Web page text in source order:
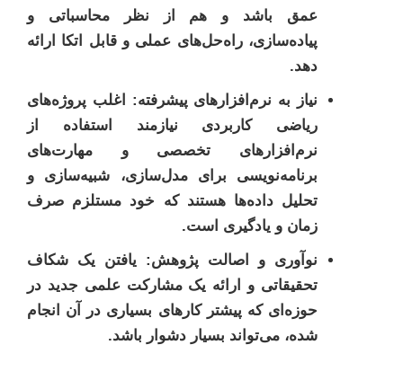
عمق باشد و هم از نظر محاسباتی و
پیاده‌سازی، راه‌حل‌های عملی و قابل اتکا ارائه
دهد.
نیاز به نرم‌افزارهای پیشرفته: اغلب پروژه‌های
ریاضی کاربردی نیازمند استفاده از
نرم‌افزارهای تخصصی و مهارت‌های
برنامه‌نویسی برای مدل‌سازی، شبیه‌سازی و
تحلیل داده‌ها هستند که خود مستلزم صرف
زمان و یادگیری است.
نوآوری و اصالت پژوهش: یافتن یک شکاف
تحقیقاتی و ارائه یک مشارکت علمی جدید در
حوزه‌ای که پیشتر کارهای بسیاری در آن انجام
شده، می‌تواند بسیار دشوار باشد.